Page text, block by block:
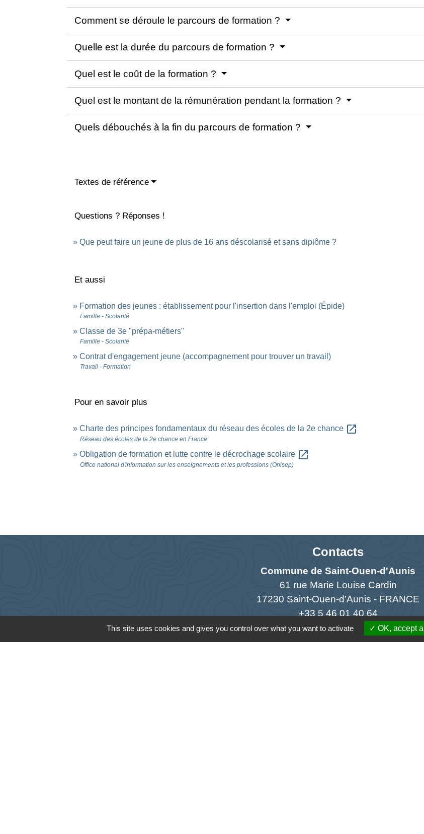
Comment se déroule le parcours de formation ?
Quelle est la durée du parcours de formation ?
Quel est le coût de la formation ?
Quel est le montant de la rémunération pendant la formation ?
Quels débouchés à la fin du parcours de formation ?
Textes de référence
Questions ? Réponses !
Que peut faire un jeune de plus de 16 ans déscolarisé et sans diplôme ?
Et aussi
Formation des jeunes : établissement pour l'insertion dans l'emploi (Épide)
Famille - Scolarité
Classe de 3e "prépa-métiers"
Famille - Scolarité
Contrat d'engagement jeune (accompagnement pour trouver un travail)
Travail - Formation
Pour en savoir plus
Charte des principes fondamentaux du réseau des écoles de la 2e chance open_in_new
Réseau des écoles de la 2e chance en France
Obligation de formation et lutte contre le décrochage scolaire open_in_new
Office national d'information sur les enseignements et les professions (Onisep)
Contacts
Commune de Saint-Ouen-d'Aunis
61 rue Marie Louise Cardin
17230 Saint-Ouen-d'Aunis - FRANCE
+33 5 46 01 40 64
Contact par formulaire
This site uses cookies and gives you control over what you want to activate OK, accept all